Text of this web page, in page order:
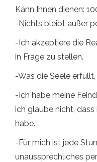
Kann Ihnen dienen:
-Nichts bleibt außer
-Ich akzeptiere die
in Frage zu stellen.
-Was die Seele erfüllt,
-Ich habe meine
ich glaube nicht,
habe.
-Für mich ist jede
unaussprechliches